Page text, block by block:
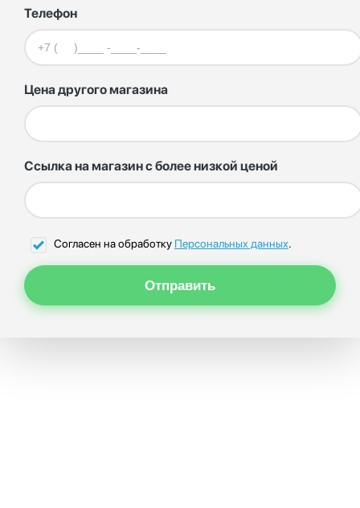
Телефон
Цена другого магазина
Ссылка на магазин с более низкой ценой
Согласен на обработку Персональных данных.
Отправить